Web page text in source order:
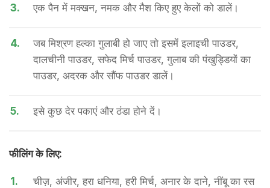
3. एक पैन में मक्खन, नमक और मैश किए हुए केलों को डालें।
4.
जब मिश्रण हल्का गुलाबी हो जाए तो इसमें इलाइची पाउडर,
दालचीनी पाउडर, सफेद मिर्च पाउडर, गुलाब की पंखुड्डियों का
पाउडर, अदरक और सौंफ पाउडर डालें।
5. इसे कुछ देर पकाएं और ठंडा होने दें।
फीलिंग के लिए:
1.
चीज़, अंजीर, हरा धनिया, हरी मिर्च, अनार के दाने, नींबू का रस